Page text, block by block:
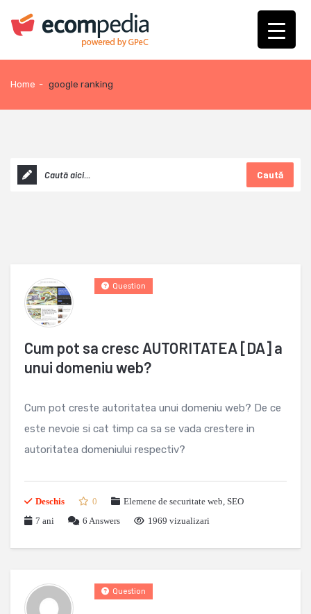
Home - google ranking
Caută
Cum pot sa cresc AUTORITATEA [DA] a
unui domeniu web?
Question
Cum pot creste autoritatea unui domeniu web? De ce
este nevoie si cat timp ca sa se vada crestere in
autoritatea domeniului respectiv?
Deschis 0 Elemene de securitate web, SEO
7 ani
6 Answers 1969 vizualizari
Question